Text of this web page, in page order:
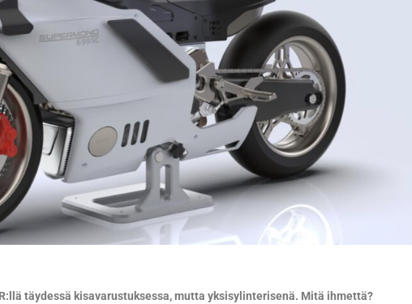
täydessä kisavarustuksessa, mutta yksisylinterisenä. Mitä ihmettä?